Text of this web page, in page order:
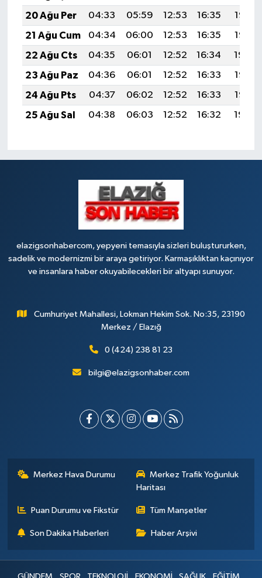
20 Ağu Per
04:33 05:59 12:53 16:35
19:37
21 Ağu Cum
04:34 06:00 12:53 16:35
19:35
22 Ağu Cts
04:35 06:01 12:52 16:34
19:34
23 Ağu Paz
04:36 06:01 12:52 16:33
19:33
24 Ağu Pts
04:37 06:02 12:52 16:33
19:32
25 Ağu Sal
04:38 06:03 12:52 16:32 19:30
elazigsonhabercom, yepyeni temasıyla sizleri buluştururken,
sadelik ve modernizmi bir araya getiriyor. Karmaşıklıktan kaçınıyor
ve insanlara haber okuyabilecekleri bir altyapı sunuyor.
Cumhuriyet Mahallesi, Lokman Hekim Sok. No:35, 23190
Merkez / Elazığ
0 (424) 238 81 23
bilgi@elazigsonhaber.com
Merkez Hava Durumu
Merkez Trafik Yoğunluk
Haritası
Puan Durumu ve Fikstür Tüm Manşetler
Son Dakika Haberleri Haber Arşivi